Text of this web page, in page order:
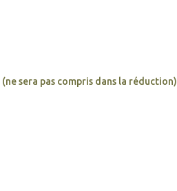
sera pas compris dans la réduction)